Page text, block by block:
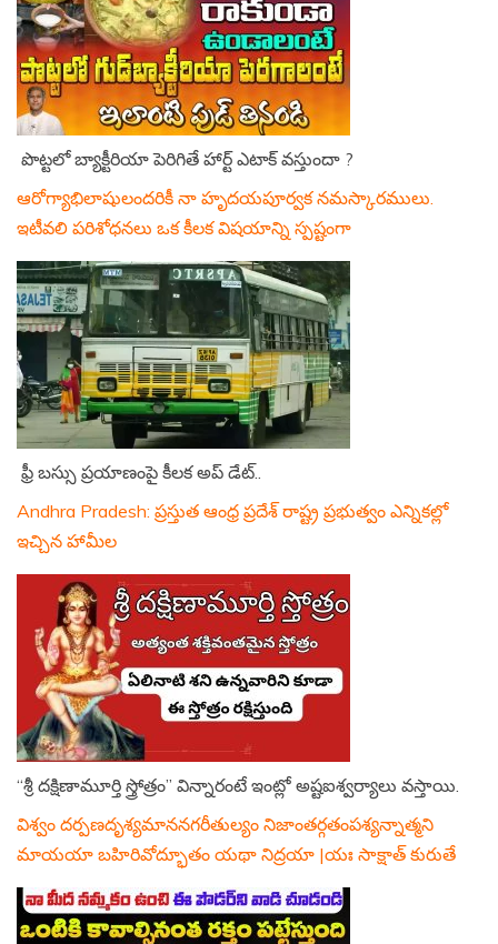
పొట్టలో బ్యాక్టీరియా పెరిగితే హార్ట్ ఎటాక్ వస్తుందా ?
ఆరోగ్యాభిలాషులందరికీ నా హృదయపూర్వక నమస్కారములు.
ఇటీవలి పరిశోధనలు ఒక కీలక విషయాన్ని స్పష్టంగా
ఫ్రీ బస్సు ప్రయాణంపై కీలక అప్ డేట్..
Andhra Pradesh: ప్రస్తుత ఆంధ్ర ప్రదేశ్ రాష్ట్ర ప్రభుత్వం ఎన్నికల్లో
ఇచ్చిన హామీల
“శ్రీ దక్షిణామూర్తి స్త్రోత్రం” విన్నారంటే ఇంట్లో అష్టఐశ్వర్యాలు వస్తాయి.
విశ్వం దర్పణదృశ్యమాననగరీతుల్యం నిజాంతర్గతంపశ్యన్నాత్మని
మాయయా బహిరివోద్భూతం యథా నిద్రయా |యః సాక్షాత్ కురుతే